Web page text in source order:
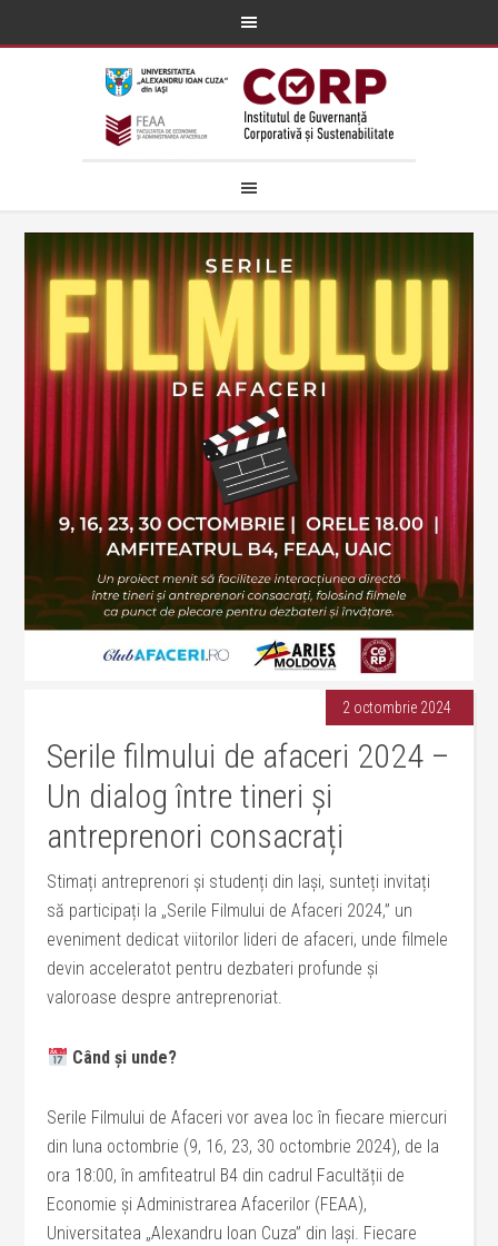
2 octombrie 2024
Serile filmului de afaceri 2024 –
Un dialog între tineri și
antreprenori consacrați
Stimați antreprenori și studenți din Iași, sunteți invitați
să participați la „Serile Filmului de Afaceri 2024,” un
eveniment dedicat viitorilor lideri de afaceri, unde filmele
devin acceleratot pentru dezbateri profunde și
valoroase despre antreprenoriat.
Când și unde?
Serile Filmului de Afaceri vor avea loc în fiecare miercuri
din luna octombrie (9, 16, 23, 30 octombrie 2024), de la
ora 18:00, în amfiteatrul B4 din cadrul Facultății de
Economie și Administrarea Afacerilor (FEAA),
Universitatea „Alexandru Ioan Cuza” din Iași. Fiecare